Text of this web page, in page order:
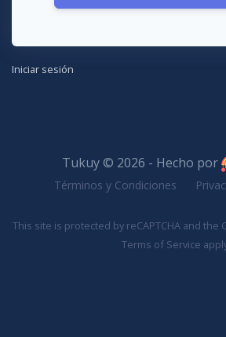
Iniciar sesión
Tukuy © 2026 - Hecho por
Términos y Condiciones
This site is protected by reCAPTCHA and the
Terms of Service